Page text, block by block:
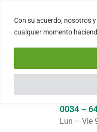
Con su acuerdo, nosotros
cualquier momento
contenido
SLA 24
0034 –
Lun – Vie